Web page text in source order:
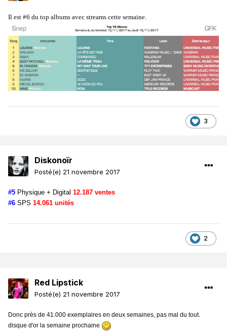
Il est #6 du top albums avec streams cette semaine.
3
Diskonoïr
Posté(e) 21 novembre 2017
#5 Physique + Digital 12.187 ventes
#6 SPS 14.061 unités
2
Red Lipstick
Posté(e) 21 novembre 2017
Donc près de 41.000 exemplaires en deux semaines, pas mal du tout.
disque d'or la semaine prochaine